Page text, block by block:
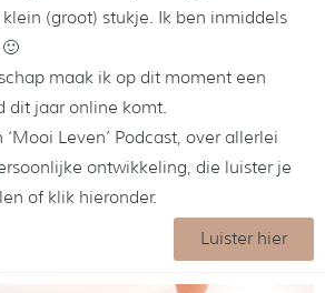
(groot) stukje. Ik ben inmiddels
maak ik op dit moment een
dit jaar online komt.
Leven’ Podcast, over allerlei
ontwikkeling, die luister je
of klik hieronder.
Luister hier